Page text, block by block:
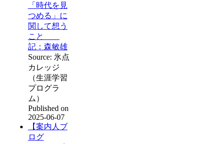
「時代を見
つめる」に
関して想う
こと
記：森敏雄
Source: 氷点
カレッジ
（生涯学習
プログラ
ム）
Published on
2025-06-07
【案内人ブ
ログ